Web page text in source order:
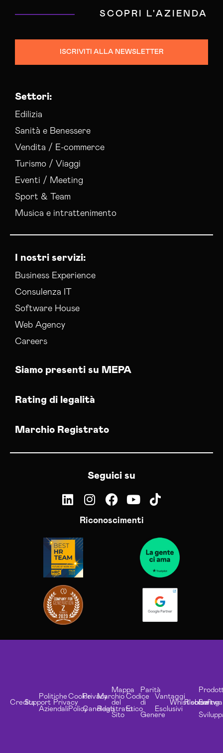
Campagne Native Advertising Venezia
Gestione Campagne Google Ads Venezia
Gestione Social Media Venezia
Social Media Advertising Venezia
Sviluppo Ecommerce Venezia
Web Agency Venezia
SCOPRI L'AZIENDA
ISCRIVITI ALLA NEWSLETTER
Settori:
Edilizia
Sanità e Benessere
Vendita / E-commerce
Turismo / Viaggi
Eventi / Meeting
Sport & Team
Musica e intrattenimento
I nostri servizi:
Business Experience
Consulenza IT
Software House
Web Agency
Careers
Siamo presenti su MEPA
Rating di legalità
Marchio Registrato
Seguici su
Riconoscimenti
CreditsSupport
Politiche
Aziendali
Privacy
Cookie
Policy
Privacy
Candidati
Marchio
Registrato
Mappa
del
Sito
Codice
Etico
Parità
di
Genere
Vantaggi
Esclusivi
Whistleblowing
Risorse